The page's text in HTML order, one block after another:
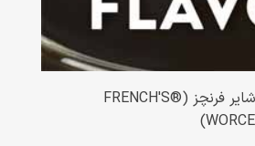
معرفی سس ورچستر شایر فرنچز (FRENCH'S®